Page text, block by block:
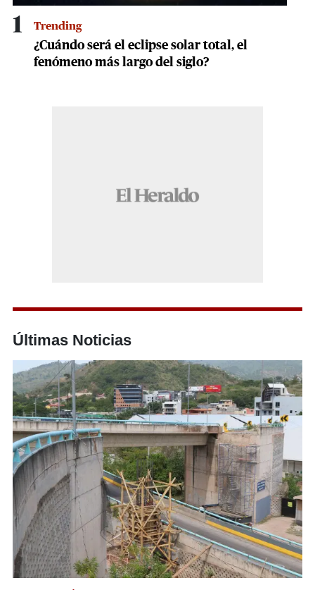
1 Trending
¿Cuándo será el eclipse solar total, el
fenómeno más largo del siglo?
Últimas Noticias